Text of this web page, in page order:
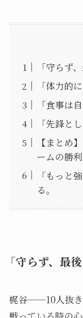
「守らず
「体力的
「食事は
「先鋒と
【まとめ
ームの勝
「もっと
る。
「守らず、最
梶谷──10人抜き